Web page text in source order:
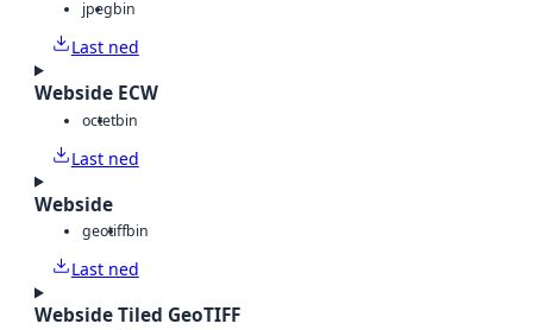
jpegbin
Last ned
Webside ECW
octetbin
Last ned
Webside
geotiffbin
Last ned
Webside Tiled GeoTIFF